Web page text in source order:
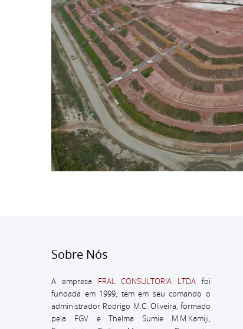
Sobre Nós
A empresa FRAL CONSULTORIA LTDA foi
fundada em 1999, tem em seu comando o
administrador Rodrigo M.C. Oliveira, formado
pela FGV e Thelma Sumie M.M.Kamiji,